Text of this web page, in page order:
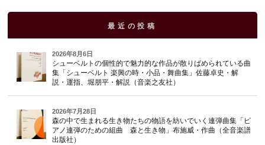
最近の投稿
2026年8月6日
シューベルトの個性的で魅力的な作品が散りばめられている曲
集「シューベルト 楽興の時・小品・舞曲集」佐藤卓史・解
説・運指、堀朋平・解説（音楽之友社）
2026年7月28日
森の中で生まれる生き物たちの物語を紡いでいく連弾曲集「ピ
アノ連弾のための組曲 森と生き物」布施威・作曲（全音楽譜
出版社）